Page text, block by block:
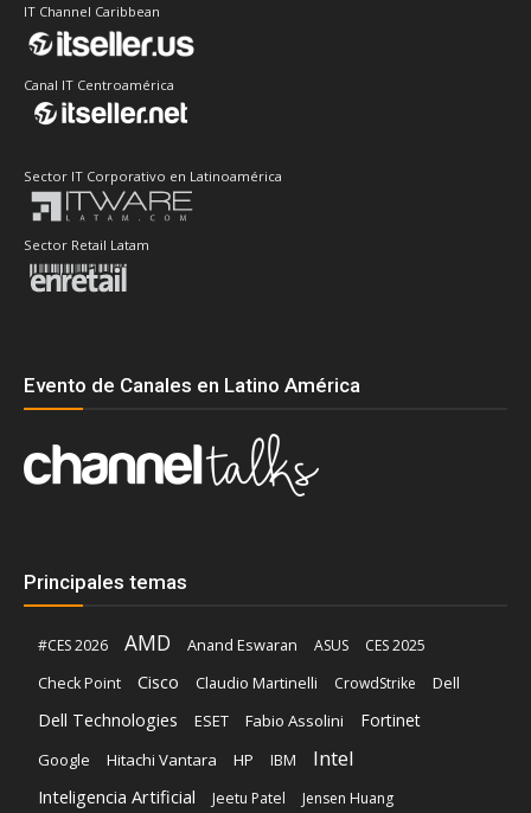
IT Channel Caribbean
Canal IT Centroamérica
Sector IT Corporativo en Latinoamérica
Sector Retail Latam
Evento de Canales en Latino América
Principales temas
#CES 2026 AMD Anand Eswaran ASUS
CES 2025
Check Point
Cisco Claudio Martinelli CrowdStrike Dell
Dell Technologies ESET Fabio Assolini Fortinet
Google Hitachi Vantara HP IBM Intel
Inteligencia Artificial Jeetu Patel Jensen Huang